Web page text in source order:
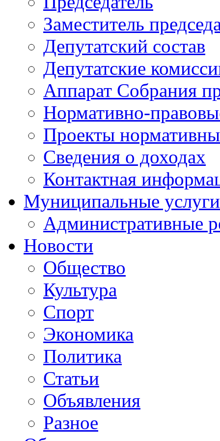
Заместитель
Депутатский состав
Депутатские
Аппарат Собрания
Нормативно-
Проекты
Сведения о доходах
Контактная
Муниципальные услуги
Административные
Новости
Общество
Культура
Спорт
Экономика
Политика
Статьи
Объявления
Разное